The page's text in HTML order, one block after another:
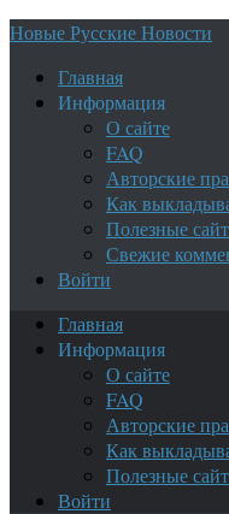
Новые Русские Новости
Главная
Информация
О сайте
FAQ
Авторские
Как
Полезные
Свежие
Войти
Главная
Информация
О сайте
FAQ
Авторские
Как
Полезные
Войти